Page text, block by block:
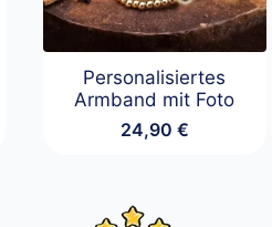
Personalisiertes
Armband mit Foto
24,90 €